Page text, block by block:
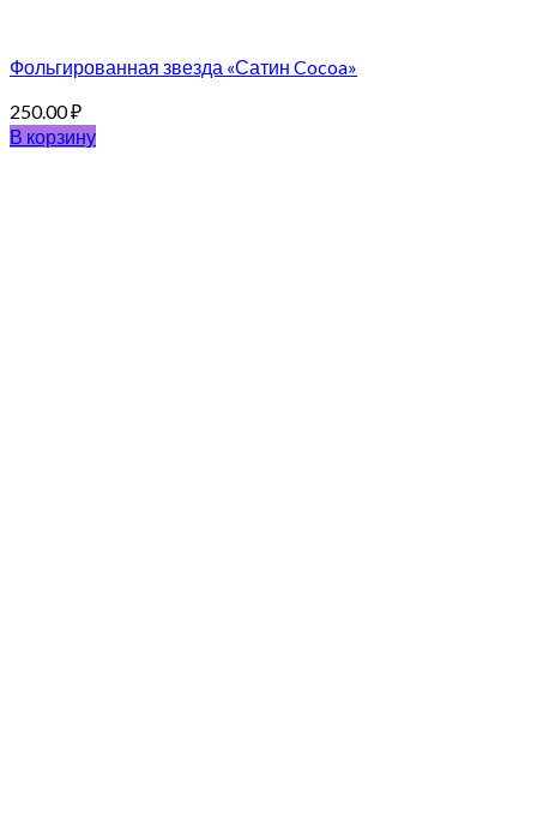
Фольгированная звезда «Сатин Cocoa»
250.00₽
В корзину